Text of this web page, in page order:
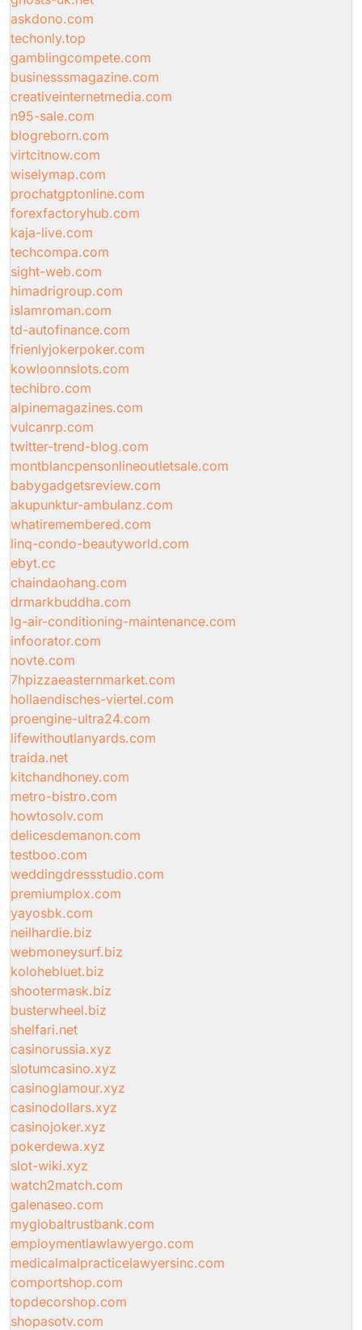
askdono.com
techonly.top
gamblingcompete.com
businesssmagazine.com
creativeinternetmedia.com
n95-sale.com
blogreborn.com
virtcitnow.com
wiselymap.com
prochatgptonline.com
forexfactoryhub.com
kaja-live.com
techcompa.com
sight-web.com
himadrigroup.com
islamroman.com
td-autofinance.com
frienlyjokerpoker.com
kowloonnslots.com
techibro.com
alpinemagazines.com
vulcanrp.com
twitter-trend-blog.com
montblancpensonlineoutletsale.com
babygadgetsreview.com
akupunktur-ambulanz.com
whatiremembered.com
linq-condo-beautyworld.com
ebyt.cc
chaindaohang.com
drmarkbuddha.com
lg-air-conditioning-maintenance.com
infoorator.com
novte.com
7hpizzaeasternmarket.com
hollaendisches-viertel.com
proengine-ultra24.com
lifewithoutlanyards.com
traida.net
kitchandhoney.com
metro-bistro.com
howtosolv.com
delicesdemanon.com
testboo.com
weddingdressstudio.com
premiumplox.com
yayosbk.com
neilhardie.biz
webmoneysurf.biz
kolohebluet.biz
shootermask.biz
busterwheel.biz
shelfari.net
casinorussia.xyz
slotumcasino.xyz
casinoglamour.xyz
casinodollars.xyz
casinojoker.xyz
pokerdewa.xyz
slot-wiki.xyz
watch2match.com
galenaseo.com
myglobaltrustbank.com
employmentlawlawyergo.com
medicalmalpracticelawyersinc.com
comportshop.com
topdecorshop.com
shopasotv.com